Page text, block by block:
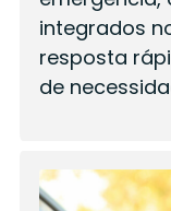
integrados
resposta
de